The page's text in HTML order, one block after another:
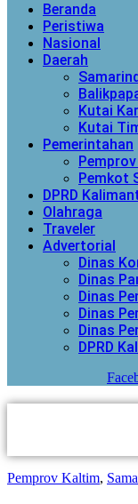
Beranda
Peristiwa
Nasional
Daerah
Kutai
Kutai
Pemerintahan
Pemkot
DPRD
Olahraga
Traveler
Advertorial
Dinas
Dinas
Dinas
Dinas
Dinas
DPRD
Pemprov Kaltim,